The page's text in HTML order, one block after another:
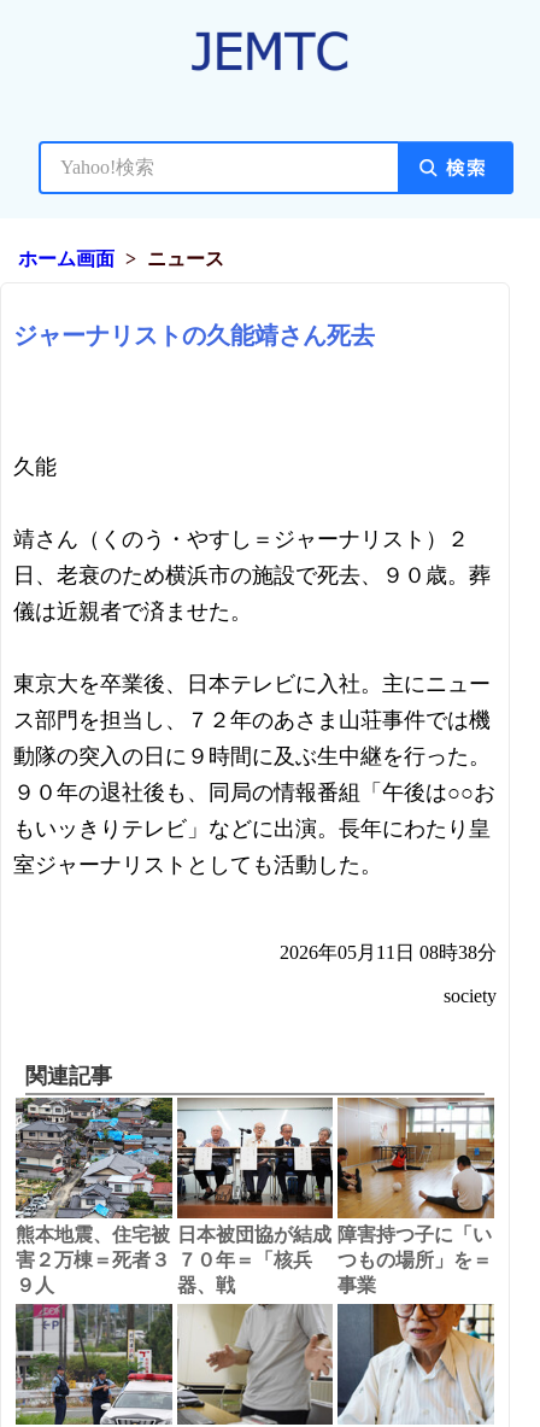
ホーム画面 ニュース
ジャーナリストの久能靖さん死去
久能
靖さん（くのう・やすし＝ジャーナリスト）２
日、老衰のため横浜市の施設で死去、９０歳。葬
儀は近親者で済ませた。
東京大を卒業後、日本テレビに入社。主にニュー
ス部門を担当し、７２年のあさま山荘事件では機
動隊の突入の日に９時間に及ぶ生中継を行った。
９０年の退社後も、同局の情報番組「午後は○○お
もいッきりテレビ」などに出演。長年にわたり皇
室ジャーナリストとしても活動した。
2026年05月11日 08時38分
society
関連記事
熊本地震、住宅被
害２万棟＝死者３
９人
日本被団協が結成
７０年＝「核兵
器、戦
障害持つ子に「い
つもの場所」を＝
事業